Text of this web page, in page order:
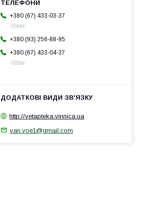
+380 (67) 433-03-37
-Viber
+380 (93) 256-88-95
+380 (67) 433-04-37
-Viber
http://vetapteka.vinnica.ua
van.voe1@gmail.com